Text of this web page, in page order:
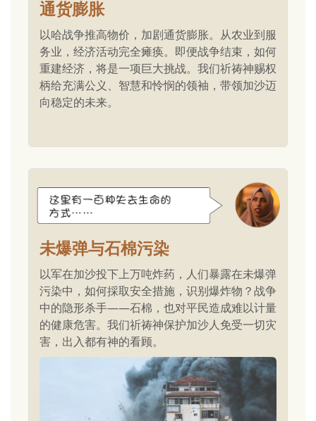
通货膨胀
以哈战争推高物价，加剧通货膨胀。从农业到服
务业，经济活动完全瘫痪。即便战争结束，如何
重建经济，将是一项巨大挑战。我们祈祷神赐权
柄给充满公义、智慧和怜悯的领袖，带领加沙迈
向稳定的未来。
未爆弹与石棉污染
以军在加沙投下上万吨炸药，人们暴露在未爆弹
污染中，如何採取安全措施，识别爆炸物？战争
中的隐形杀手——石棉，也对平民造成难以计量
的健康危害。我们祈祷神保护加沙人免受一切灾
害，出入都有神的看顾。